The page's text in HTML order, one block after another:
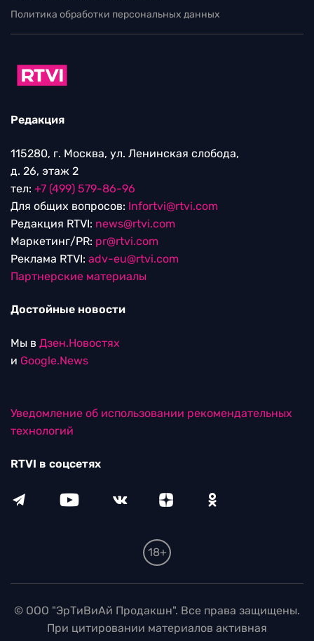
Политика обработки персональных данных
Редакция
115280, г. Москва, ул. Ленинская слобода,
д. 26, этаж 2
тел: +7 (499) 579-86-96
Для общих вопросов: Infortvi@rtvi.com
Редакция RTVI: news@rtvi.com
Маркетинг/PR: pr@rtvi.com
Реклама RTVI: adv-eu@rtvi.com
Партнерские материалы
Достойные новости
Мы в Дзен.Новостях
и Google.News
Уведомление об использовании рекомендательных
технологий
RTVI в соцсетях
18+
© ООО "ЭрТиВиАй Продакшн". Все права защищены.
При цитировании материалов активная